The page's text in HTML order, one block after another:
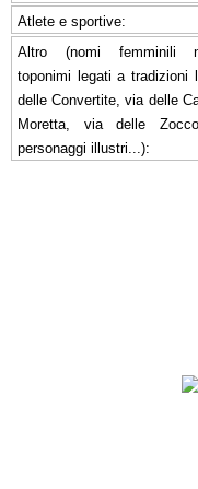
Atlete e sportive:
Altro (nomi femminili
toponimi legati a tradizioni
delle Convertite, via delle
Moretta, via delle
personaggi illustri...):